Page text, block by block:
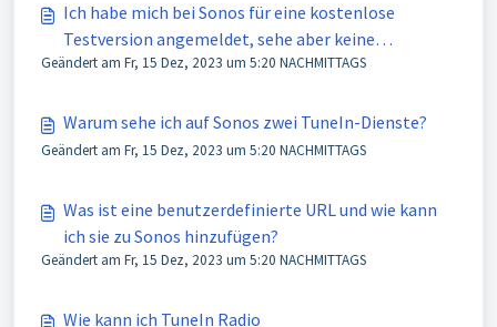
Ich habe mich bei Sonos für eine kostenlose
Testversion angemeldet, sehe aber keine
Möglichkeit, mein Abonnement zu kündigen. Wie
Geändert am Fr, 15 Dez, 2023 um 5:20 NACHMITTAGS
Warum sehe ich auf Sonos zwei TuneIn-Dienste?
Geändert am Fr, 15 Dez, 2023 um 5:20 NACHMITTAGS
Was ist eine benutzerdefinierte URL und wie kann
ich sie zu Sonos hinzufügen?
Geändert am Fr, 15 Dez, 2023 um 5:20 NACHMITTAGS
Wie kann ich TuneIn Radio